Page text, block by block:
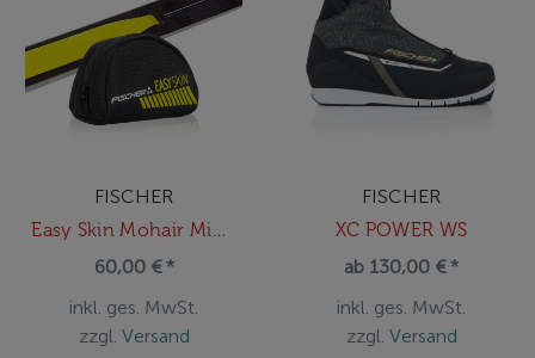
FISCHER
Easy Skin Mohair Mix 50
60,00 € *
inkl. ges. MwSt.
zzgl. Versand
FISCHER
XC POWER WS
ab 130,00 € *
inkl. ges. MwSt.
zzgl. Versand